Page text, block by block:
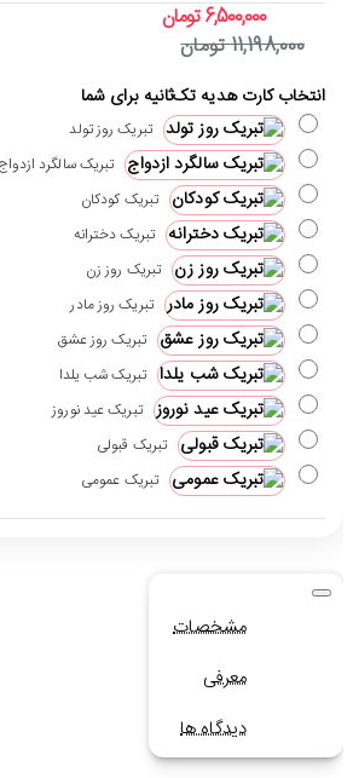
6,500,000 تومان
11,198,000 تومان
انتخاب کارت هدیه تک‌ثانیه برای شما
تبریک روز تولد
تبریک سالگرد ازدواج
تبریک کودکان
تبریک دخترانه
تبریک روز زن
تبریک روز مادر
تبریک روز عشق
تبریک شب یلدا
تبریک عید نوروز
تبریک قبولی
تبریک عمومی
مشخصات
معرفی
دیدگاه ها